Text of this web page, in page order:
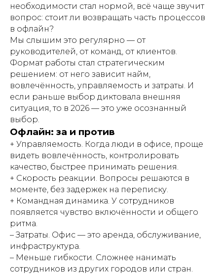
необходимости стал нормой, всё чаще звучит
вопрос: стоит ли возвращать часть процессов
в офлайн?
Мы слышим это регулярно — от
руководителей, от команд, от клиентов.
Формат работы стал стратегическим
решением: от него зависит найм,
вовлечённость, управляемость и затраты. И
если раньше выбор диктовала внешняя
ситуация, то в 2026 — это уже осознанный
выбор.
Офлайн: за и против
+ Управляемость. Когда люди в офисе, проще
видеть вовлечённость, контролировать
качество, быстрее принимать решения.
+ Скорость реакции. Вопросы решаются в
моменте, без задержек на переписку.
+ Командная динамика. У сотрудников
появляется чувство включённости и общего
ритма.
– Затраты. Офис — это аренда, обслуживание,
инфраструктура.
– Меньше гибкости. Сложнее нанимать
сотрудников из других городов или стран.